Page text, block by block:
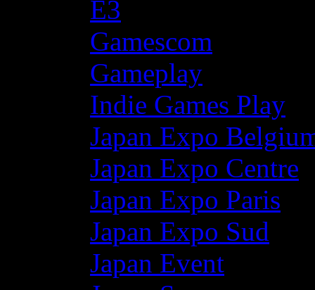
E3
Gamescom
Gameplay
Indie Games Play
Japan Expo
Japan Expo Centre
Japan Expo Paris
Japan Expo Sud
Japan Event